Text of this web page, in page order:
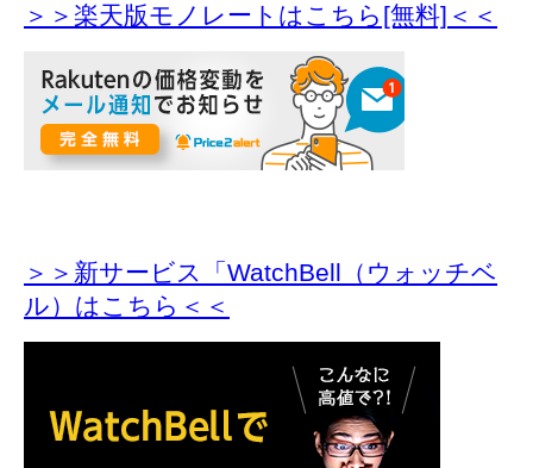
＞＞楽天版モノレートはこちら[無料]＜＜
＞＞新サービス「WatchBell（ウォッチベ
ル）はこちら＜＜